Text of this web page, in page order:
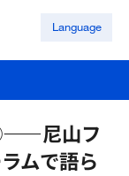
Language
尼山フ
ムで語ら